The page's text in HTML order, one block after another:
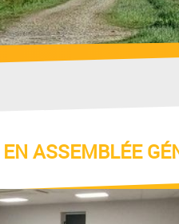
ASSEMBLÉE